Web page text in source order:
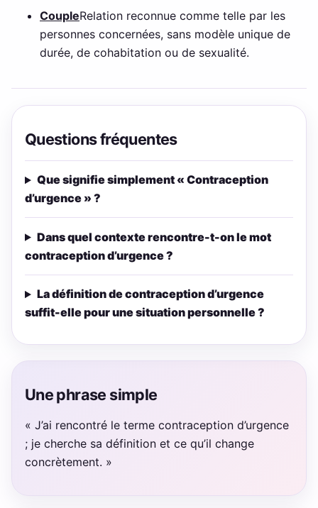
CoupleRelation reconnue comme telle par les
personnes concernées, sans modèle unique de
durée, de cohabitation ou de sexualité.
Questions fréquentes
Que signifie simplement « Contraception
d’urgence » ?
Dans quel contexte rencontre-t-on le mot
contraception d’urgence ?
La définition de contraception d’urgence
suffit-elle pour une situation personnelle ?
Une phrase simple
« J’ai rencontré le terme contraception d’urgence
; je cherche sa définition et ce qu’il change
concrètement. »